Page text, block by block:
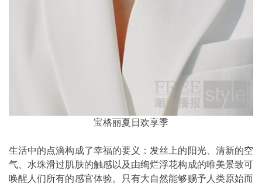
宝格丽夏日欢享季
生活中的点滴构成了幸福的要义：发丝上的阳光、清新的空
气、水珠滑过肌肤的触感以及由绚烂浮花构成的唯美景致可
唤醒人们所有的感官体验。只有大自然能够赐予人类原始而